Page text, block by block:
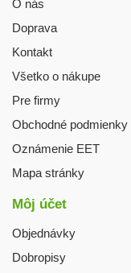
O nás
Doprava
Kontakt
Všetko o nákupe
Pre firmy
Obchodné podmienky
Oznámenie EET
Mapa stránky
Môj účet
Objednávky
Dobropisy